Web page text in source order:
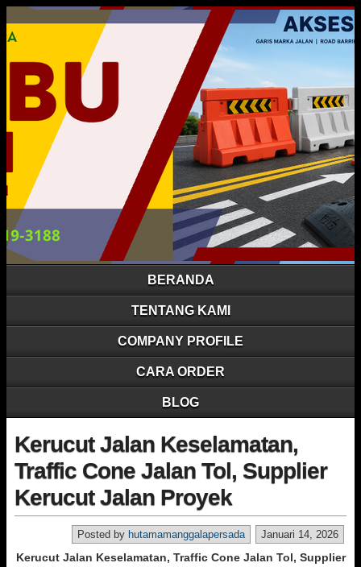
BERANDA
TENTANG KAMI
COMPANY PROFILE
CARA ORDER
BLOG
Kerucut Jalan Keselamatan,
Traffic Cone Jalan Tol, Supplier
Kerucut Jalan Proyek
Januari 14, 2026
Posted by hutamamanggalapersada
Kerucut Jalan Keselamatan, Traffic Cone Jalan Tol, Supplier